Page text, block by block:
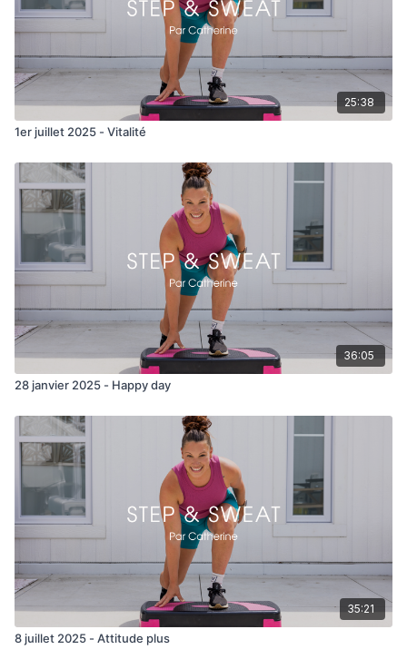
25:38
1er juillet 2025 - Vitalité
36:05
28 janvier 2025 - Happy day
35:21
8 juillet 2025 - Attitude plus